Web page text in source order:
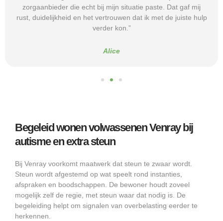
zorgaanbieder die echt bij mijn situatie paste. Dat gaf mij
rust, duidelijkheid en het vertrouwen dat ik met de juiste hulp
verder kon.”
Alice
Begeleid wonen volwassenen Venray bij
autisme en extra steun
Bij Venray voorkomt maatwerk dat steun te zwaar wordt.
Steun wordt afgestemd op wat speelt rond instanties,
afspraken en boodschappen. De bewoner houdt zoveel
mogelijk zelf de regie, met steun waar dat nodig is. De
begeleiding helpt om signalen van overbelasting eerder te
herkennen.